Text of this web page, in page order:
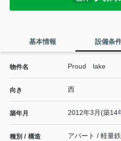
基本情報 設備条
物件名 Proud lake
向き 西
築年月 2012年3月(築14
種別 / 構造 アパート / 軽量